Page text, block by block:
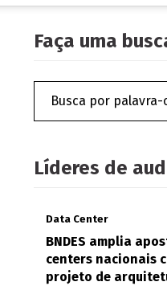
Faça uma
Líderes de
Data Center
BNDES amplia
centers nacionais
projeto de